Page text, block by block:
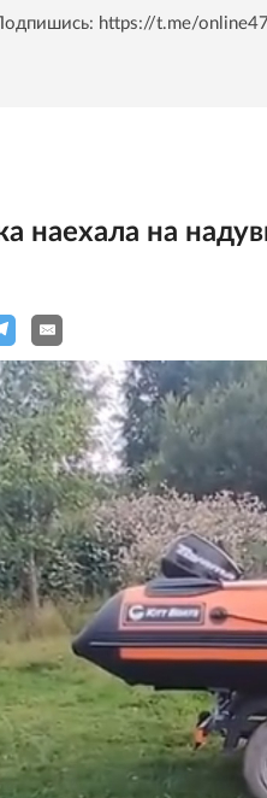
https://t.me/
наехала на